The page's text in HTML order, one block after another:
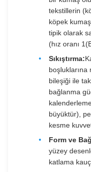
tekstillerin
köpek
tipik olarak
(hız oranı
Sıkıştırma:
bileşiği ile
bağlanma
büyüktür),
kesme
Form ve
yüzey
katlama